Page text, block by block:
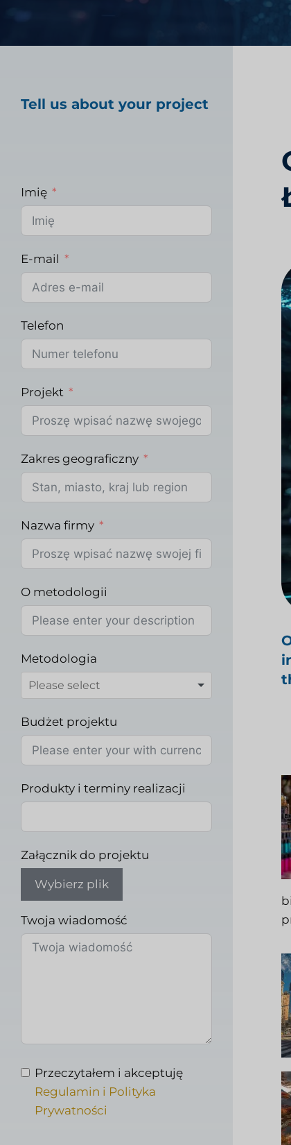
Badania rynku
Badania rynku
Tell us about your project
Imię
E-mail
Telefon
Projekt
Zakres geograficzny
Nazwa firmy
O metodologii
Metodologia
Budżet projektu
Produkty i terminy realizacji
Załącznik do projektu
Wybierz plik
Twoja wiadomość
Przeczytałem i akceptuję
Regulamin i Polityka
Prywatności